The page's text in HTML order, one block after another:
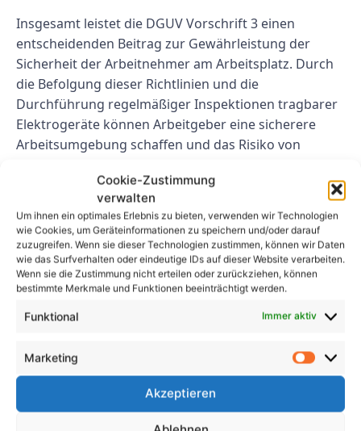
Cookie-Zustimmung
verwalten
Um ihnen ein optimales Erlebnis zu bieten, verwenden wir Technologien
wie Cookies, um Geräteinformationen zu speichern und/oder darauf
zuzugreifen. Wenn sie dieser Technologien zustimmen, können wir Daten
wie das Surfverhalten oder eindeutige IDs auf dieser Website verarbeiten.
Wenn sie die Zustimmung nicht erteilen oder zurückziehen, können
bestimmte Merkmale und Funktionen beeinträchtigt werden.
Funktional Immer aktiv
Marketing
Akzeptieren
Insgesamt leistet die DGUV Vorschrift 3 einen
entscheidenden Beitrag zur Gewährleistung der
Sicherheit der Arbeitnehmer am Arbeitsplatz. Durch
die Befolgung dieser Richtlinien und die
Durchführung regelmäßiger Inspektionen tragbarer
Elektrogeräte können Arbeitgeber eine sicherere
Arbeitsumgebung schaffen und das Risiko von
Geräten verringern.
Häufig gestellte Fragen
FAQ 1: Wer ist für die Prüfung
tragbarer Elektrogeräte
verantwortlich?
Gemäß DGUV Vorschrift 3 liegt die Verantwortung
für die Prüfung von ortsveränderlichen
Elektrogeräten beim Arbeitgeber. Arbeitgeber
müssen sicherstellen, dass Inspektionen von